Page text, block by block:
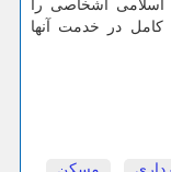
اسلامی اشخاصی را
در خدمت آنها